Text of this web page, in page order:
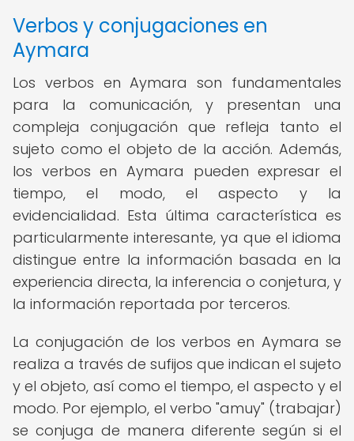
Verbos y conjugaciones en
Aymara
Los verbos en Aymara son fundamentales
para la comunicación, y presentan una
compleja conjugación que refleja tanto el
sujeto como el objeto de la acción. Además,
los verbos en Aymara pueden expresar el
tiempo, el modo, el aspecto y la
evidencialidad. Esta última característica es
particularmente interesante, ya que el idioma
distingue entre la información basada en la
experiencia directa, la inferencia o conjetura, y
la información reportada por terceros.
La conjugación de los verbos en Aymara se
realiza a través de sufijos que indican el sujeto
y el objeto, así como el tiempo, el aspecto y el
modo. Por ejemplo, el verbo "amuy" (trabajar)
se conjuga de manera diferente según si el